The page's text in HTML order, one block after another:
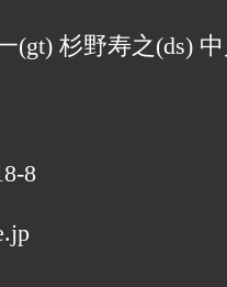
(gt) 杉野寿之(ds)
8